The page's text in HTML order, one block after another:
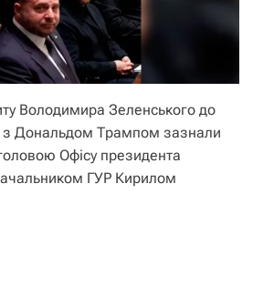
Володимира Зеленського до
Дональдом Трампом зазнали
Офісу президента
ГУР Кирилом